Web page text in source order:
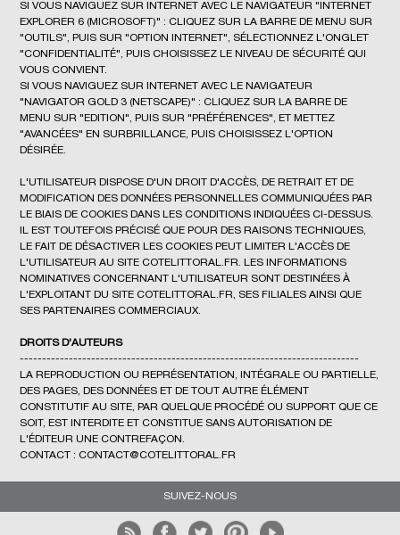
SI VOUS NAVIGUEZ SUR INTERNET AVEC LE NAVIGATEUR "INTERNET
EXPLORER 6 (MICROSOFT)" : CLIQUEZ SUR LA BARRE DE MENU SUR
"OUTILS", PUIS SUR "OPTION INTERNET", SÉLECTIONNEZ L'ONGLET
"CONFIDENTIALITÉ", PUIS CHOISISSEZ LE NIVEAU DE SÉCURITÉ QUI
VOUS CONVIENT.
SI VOUS NAVIGUEZ SUR INTERNET AVEC LE NAVIGATEUR
"NAVIGATOR GOLD 3 (NETSCAPE)" : CLIQUEZ SUR LA BARRE DE
MENU SUR "EDITION", PUIS SUR "PRÉFÉRENCES", ET METTEZ
"AVANCÉES" EN SURBRILLANCE, PUIS CHOISISSEZ L'OPTION
DÉSIRÉE.
L'UTILISATEUR DISPOSE D'UN DROIT D'ACCÈS, DE RETRAIT ET DE
MODIFICATION DES DONNÉES PERSONNELLES COMMUNIQUÉES PAR
LE BIAIS DE COOKIES DANS LES CONDITIONS INDIQUÉES CI-DESSUS.
IL EST TOUTEFOIS PRÉCISÉ QUE POUR DES RAISONS TECHNIQUES,
LE FAIT DE DÉSACTIVER LES COOKIES PEUT LIMITER L'ACCÈS DE
L'UTILISATEUR AU SITE COTELITTORAL.FR. LES INFORMATIONS
NOMINATIVES CONCERNANT L'UTILISATEUR SONT DESTINÉES À
L'EXPLOITANT DU SITE COTELITTORAL.FR, SES FILIALES AINSI QUE
SES PARTENAIRES COMMERCIAUX.
DROITS D'AUTEURS
----------------------------------------------------------------------------
LA REPRODUCTION OU REPRÉSENTATION, INTÉGRALE OU PARTIELLE,
DES PAGES, DES DONNÉES ET DE TOUT AUTRE ÉLÉMENT
CONSTITUTIF AU SITE, PAR QUELQUE PROCÉDÉ OU SUPPORT QUE CE
SOIT, EST INTERDITE ET CONSTITUE SANS AUTORISATION DE
L'ÉDITEUR UNE CONTREFAÇON.
CONTACT : CONTACT@COTELITTORAL.FR
SUIVEZ-NOUS